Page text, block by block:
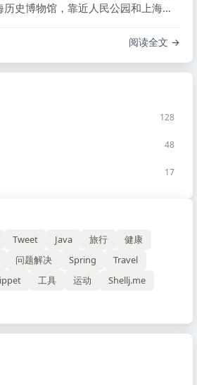
128
48
17
Tweet Java 旅行
健康
问题解决 Spring
Travel
工具 运动
Shellj.me
史博物馆，靠近人民公园和上海大
阅读全文